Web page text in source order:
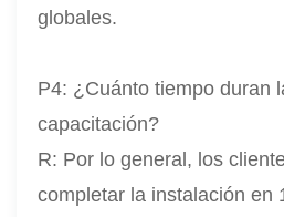
globales.
P4: ¿Cuánto tiempo duran
capacitación?
R: Por lo general, los
completar la instalación en